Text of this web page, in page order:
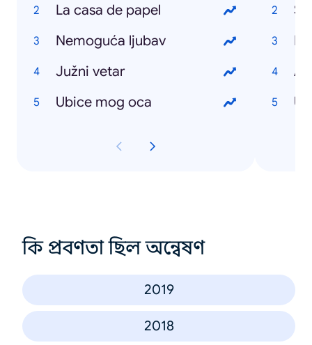
La casa de papel
Nemoguća ljubav
Južni vetar
Ubice mog oca
কি প্রবণতা ছিল অন্বেষণ
2019
2018